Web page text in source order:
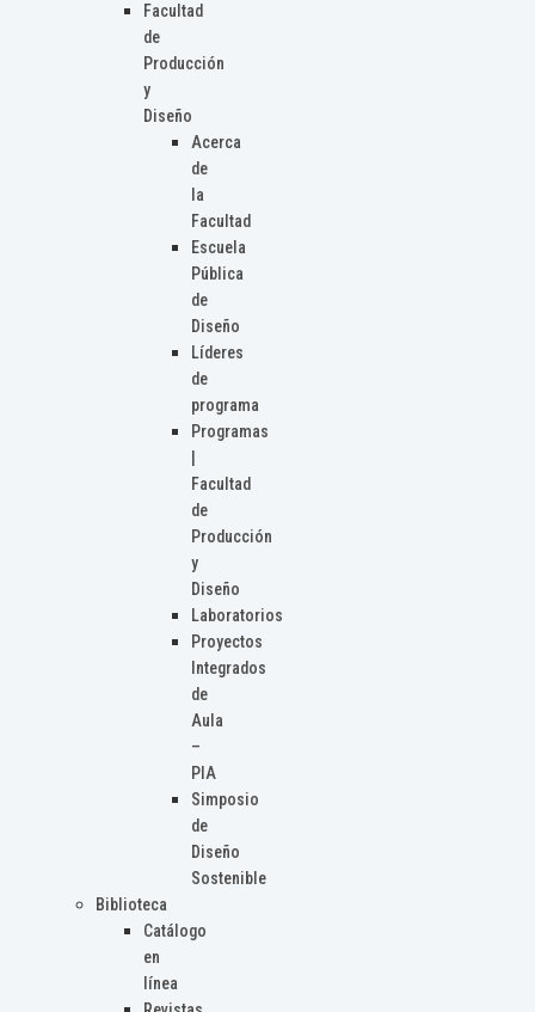
Facultad
de
Producción
y
Diseño
Acerca
de
la
Facultad
Escuela
Pública
de
Diseño
Líderes
de
programa
Programas
Facultad
de
Producción
y
Diseño
Laboratorios
Proyectos
Integrados
de
Aula
–
PIA
Simposio
de
Diseño
Sostenible
Biblioteca
Catálogo
en
línea